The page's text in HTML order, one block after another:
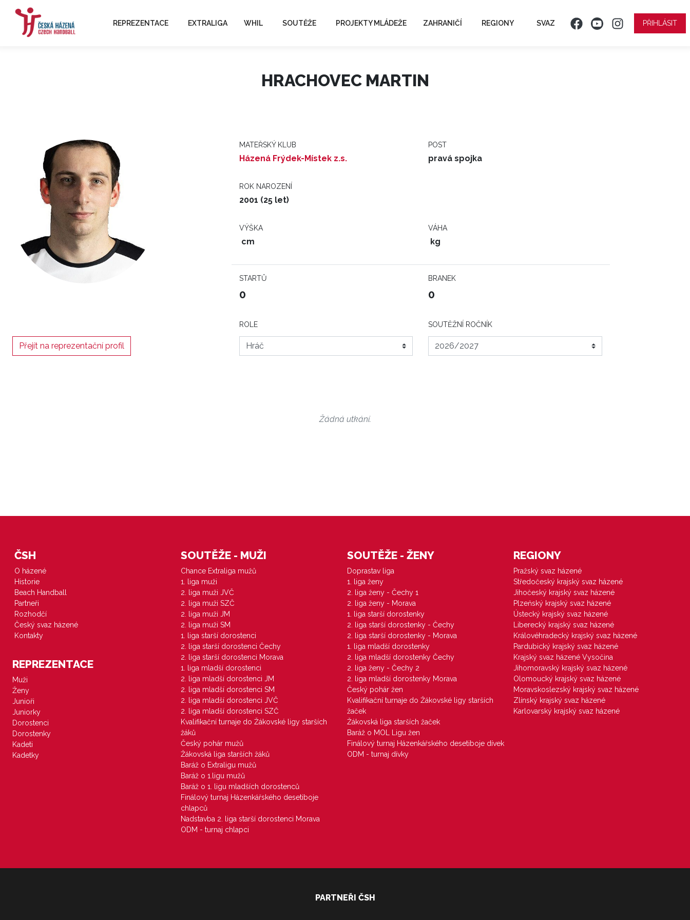
REPREZENTACE EXTRALIGA WHIL SOUTĚŽE PROJEKTY MLÁDEŽE ZAHRANIČÍ REGIONY SVAZ PŘIHLÁSIT
HRACHOVEC MARTIN
MATEŘSKÝ KLUB
Házená Frýdek-Místek z.s.
POST
pravá spojka
ROK NAROZENÍ
2001 (25 let)
VÝŠKA
cm
VÁHA
kg
STARTŮ
0
BRANEK
0
Přejít na reprezentační profil
ROLE SOUTĚŽNÍ ROČNÍK
Žádná utkání.
ČSH
O házené
Historie
Beach Handball
Partneři
Rozhodčí
Český svaz házené
Kontakty
REPREZENTACE
Muži
Ženy
Junioři
Juniorky
Dorostenci
Dorostenky
Kadeti
Kadetky
SOUTĚŽE - MUŽI
Chance Extraliga mužů
1. liga muži
2. liga muži JVČ
2. liga muži SZČ
2. liga muži JM
2. liga muži SM
1. liga starší dorostenci
2. liga starší dorostenci Čechy
2. liga starší dorostenci Morava
1. liga mladší dorostenci
2. liga mladší dorostenci JM
2. liga mladší dorostenci SM
2. liga mladší dorostenci JVČ
2. liga mladší dorostenci SZČ
Kvalifikační turnaje do Žákovské ligy starších
žáků
Český pohár mužů
Žákovská liga starších žáků
Baráž o Extraligu mužů
Baráž o 1.ligu mužů
Baráž o 1. ligu mladších dorostenců
Finálový turnaj Házenkářského desetiboje
chlapců
Nadstavba 2. liga starší dorostenci Morava
ODM - turnaj chlapci
SOUTĚŽE - ŽENY
Doprastav liga
1. liga ženy
2. liga ženy - Čechy 1
2. liga ženy - Morava
1. liga starší dorostenky
2. liga starší dorostenky - Čechy
2. liga starší dorostenky - Morava
1. liga mladší dorostenky
2. liga mladší dorostenky Čechy
2. liga ženy - Čechy 2
2. liga mladší dorostenky Morava
Český pohár žen
Kvalifikační turnaje do Žákovské ligy starších
žaček
Žákovská liga starších žaček
Baráž o MOL Ligu žen
Finálový turnaj Házenkářského desetiboje dívek
ODM - turnaj dívky
REGIONY
Pražský svaz házené
Středočeský krajský svaz házené
Jihočeský krajský svaz házené
Plzeňský krajský svaz házené
Ústecký krajský svaz házené
Liberecký krajský svaz házené
Královéhradecký krajský svaz házené
Pardubický krajský svaz házené
Krajský svaz házené Vysočina
Jihomoravský krajský svaz házené
Olomoucký krajský svaz házené
Moravskoslezský krajský svaz házené
Zlínský krajský svaz házené
Karlovarský krajský svaz házené
PARTNEŘI ČSH